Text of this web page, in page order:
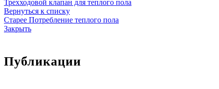
Трехходовой клапан для теплого пола
Вернуться к списку
Старее Потребление теплого пола
Закрыть
Публикации